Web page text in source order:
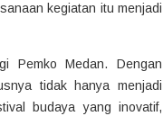
kegiatan itu menjadi
Pemko Medan. Dengan
tidak hanya menjadi
budaya yang inovatif,